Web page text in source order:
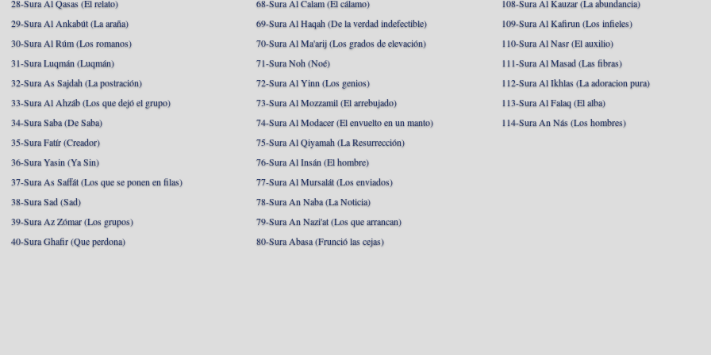
28-Sura Al Qasas (El relato)
29-Sura Al Ankabút (La araña)
30-Sura Al Rúm (Los romanos)
31-Sura Luqmán (Luqmán)
32-Sura As Sajdah (La postración)
33-Sura Al Ahzáb (Los que dejó el grupo)
34-Sura Saba (De Saba)
35-Sura Fatír (Creador)
36-Sura Yasin (Ya Sin)
37-Sura As Saffát (Los que se ponen en filas)
38-Sura Sad (Sad)
39-Sura Az Zómar (Los grupos)
40-Sura Ghafir (Que perdona)
68-Sura Al Calam (El cálamo)
69-Sura Al Haqah (De la verdad indefectible)
70-Sura Al Ma'arij (Los grados de elevación)
71-Sura Noh (Noé)
72-Sura Al Yinn (Los genios)
73-Sura Al Mozzamil (El arrebujado)
74-Sura Al Modacer (El envuelto en un manto)
75-Sura Al Qiyamah (La Resurrección)
76-Sura Al Insán (El hombre)
77-Sura Al Mursalát (Los enviados)
78-Sura An Naba (La Noticia)
79-Sura An Nazi'at (Los que arrancan)
80-Sura Abasa (Frunció las cejas)
108-Sura Al Kauzar (La abundancia)
109-Sura Al Kafirun (Los infieles)
110-Sura Al Nasr (El auxilio)
111-Sura Al Masad (Las fibras)
112-Sura Al Ikhlas (La adoracion pura)
113-Sura Al Falaq (El alba)
114-Sura An Nás (Los hombres)